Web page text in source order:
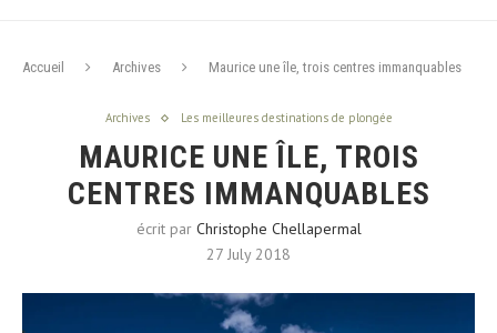
Accueil Archives Maurice une île, trois centres immanquables
Archives Les meilleures destinations de plongée
MAURICE UNE ÎLE, TROIS
CENTRES IMMANQUABLES
écrit par Christophe Chellapermal
27 July 2018